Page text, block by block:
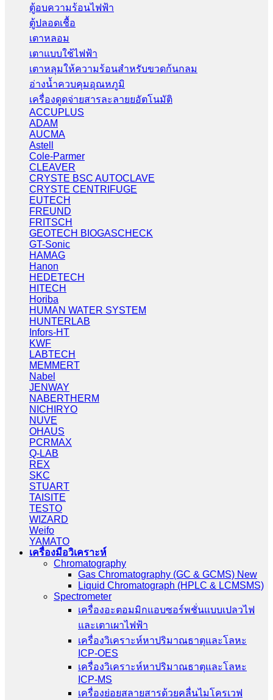
ตู้อบความร้อนไฟฟ้า
ตู้ปลอดเชื้อ
เตาหลอม
เตาแบบใช้ไฟฟ้า
เตาหลุมให้ความร้อนสำหรับขวดก้นกลม
อ่างน้ำควบคุมอุณหภูมิ
เครื่องดูดจ่ายสารละลายยอัตโนมัติ
ACCUPLUS
ADAM
AUCMA
Astell
Cole-Parmer
CLEAVER
CRYSTE BSC AUTOCLAVE
CRYSTE CENTRIFUGE
EUTECH
FREUND
FRITSCH
GEOTECH BIOGASCHECK
GT-Sonic
HAMAG
Hanon
HEDETECH
HITECH
Horiba
HUMAN WATER SYSTEM
HUNTERLAB
Infors-HT
KWF
LABTECH
MEMMERT
Nabel
JENWAY
NABERTHERM
NICHIRYO
NUVE
OHAUS
PCRMAX
Q-LAB
REX
SKC
STUART
TAISITE
TESTO
WIZARD
Weifo
YAMATO
เครื่องมือวิเคราะห์
Chromatography
Gas Chromatography (GC & GCMS) New
Liquid Chromatograph (HPLC & LCMSMS)
Spectrometer
เครื่องอะตอมมิกแอบซอร์พชั่นแบบเปลวไฟ
และเตาเผาไฟฟ้า
เครื่องวิเคราะห์หาปริมาณธาตุและโลหะ
ICP-OES
เครื่องวิเคราะห์หาปริมาณธาตุและโลหะ
ICP-MS
เครื่องย่อยสลายสารด้วยคลื่นไมโครเวฟ